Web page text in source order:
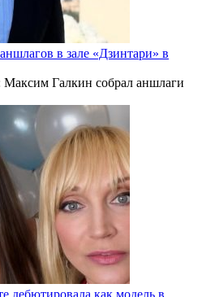
в зале «Дзинтари» в
Максим Галкин собрал аншлаги
дебютировала как модель в